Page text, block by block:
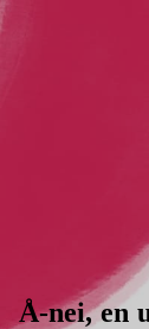
Å-nei, en